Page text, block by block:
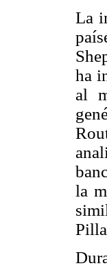
La
ha
al
la